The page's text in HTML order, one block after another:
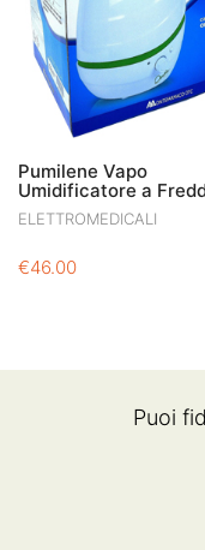
Pumilene Vapo
Umidificatore a
ELETTROMEDICALI
€46.00
Puoi